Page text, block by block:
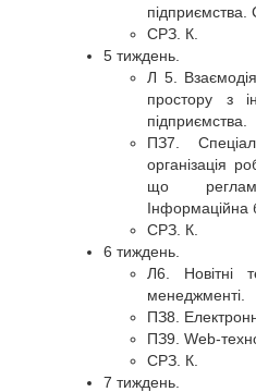
підприємства.
СРЗ. К.
5 тиждень.
Л 5.
простору з
підприємства.
ПЗ7.
організація
що
Інформаційна
СРЗ. К.
6 тиждень.
Л6. Новітні
менеджменті.
ПЗ8.
ПЗ9. Web-
СРЗ. К.
7 тиждень.